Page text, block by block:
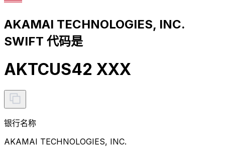
AKAMAI TECHNOLOGIES, INC.
SWIFT 代码是
AKTCUS42 XXX
银行名称
AKAMAI TECHNOLOGIES, INC.